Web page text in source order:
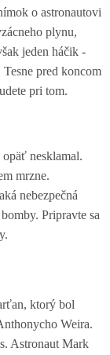
o astronautovi
plynu,
jeden háčik -
pred koncom
pri tom.
nesklamal.
mrzne.
nebezpečná
Pripravte sa
ktorý bol
Weira.
Astronaut Mark